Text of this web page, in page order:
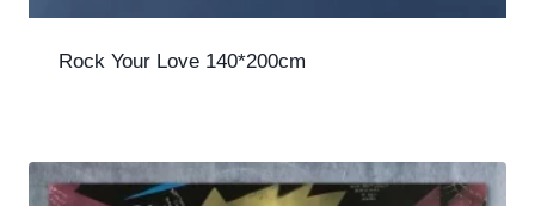
Rock Your Love 140*200cm